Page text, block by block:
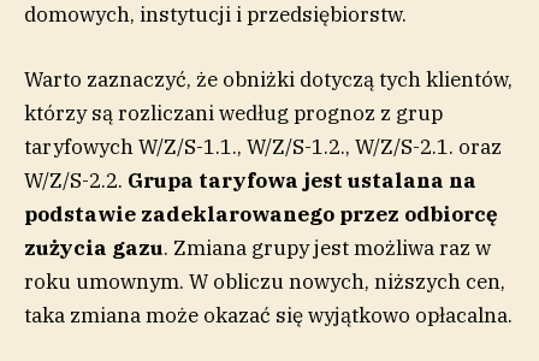
domowych, instytucji i przedsiębiorstw.
Warto zaznaczyć, że obniżki dotyczą tych klientów,
którzy są rozliczani według prognoz z grup
taryfowych W/Z/S-1.1., W/Z/S-1.2., W/Z/S-2.1. oraz
W/Z/S-2.2. Grupa taryfowa jest ustalana na
podstawie zadeklarowanego przez odbiorcę
zużycia gazu. Zmiana grupy jest możliwa raz w
roku umownym. W obliczu nowych, niższych cen,
taka zmiana może okazać się wyjątkowo opłacalna.